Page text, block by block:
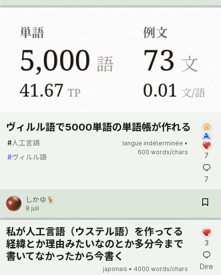
ヴィルル語で5000単語の単語帳が作れる
#人工言語
#ヴィルル語
langue indéterminée •
600 words/chars
7
7
しかゆ🦌
8 juil
私が人工言語（ウステル語）を作ってる
経緯とか理由みたいなのとか多分今まで
書いてなかったから今書く
japonais • 4000 words/chars
3
Dire